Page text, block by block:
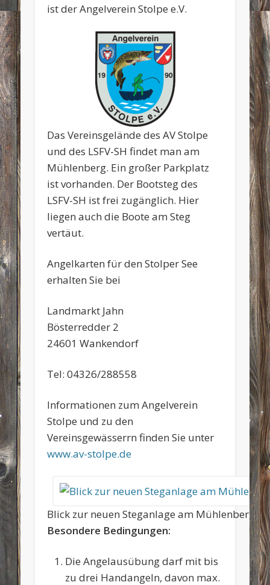
ist der Angelverein Stolpe e.V.
Das Vereinsgelände des AV Stolpe
und des LSFV-SH findet man am
Mühlenberg. Ein großer Parkplatz
ist vorhanden. Der Bootsteg des
LSFV-SH ist frei zugänglich. Hier
liegen auch die Boote am Steg
vertäut.
Angelkarten für den Stolper See
erhalten Sie bei
Landmarkt Jahn
Bösterredder 2
24601 Wankendorf
Tel: 04326/288558
Informationen zum Angelverein
Stolpe und zu den
Vereinsgewässerrn finden Sie unter
www.av-stolpe.de
Blick zur neuen Steganlage am Mühlenberg
Besondere Bedingungen:
Die Angelausübung darf mit bis
zu drei Handangeln, davon max.